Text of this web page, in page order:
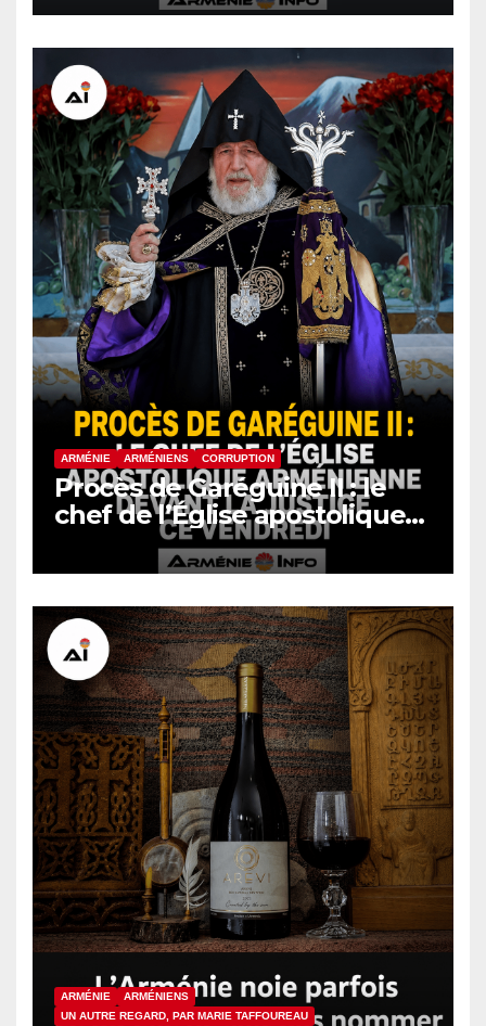
ARMÉNIE ARMÉNIENS CORRUPTION
Procès de Garéguine II : le
chef de l’Église apostolique
arménienne devant la justice
ce vendredi
ARMÉNIE
ARMÉNIENS
UN AUTRE REGARD, PAR MARIE TAFFOUREAU